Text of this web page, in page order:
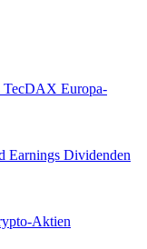
TecDAX Europa-
Earnings Dividenden
Aktien